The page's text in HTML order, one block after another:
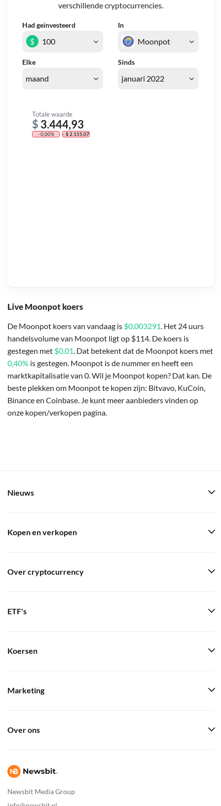
Live Moonpot koers
De Moonpot koers van vandaag is $0,003291 . Het 24 uurs
handelsvolume van Moonpot ligt op $114. De koers is
gestegen met $0,01 . Dat betekent dat de Moonpot koers met
0,40% is gestegen. Moonpot is de nummer en heeft een
marktkapitalisatie van 0. Wil je Moonpot kopen? Dat kan. De
beste plekken om Moonpot te kopen zijn: Bitvavo, KuCoin,
Binance en Coinbase. Je kunt meer aanbieders vinden op
onze kopen/verkopen pagina.
verschillende cryptocurrencies.
Had geïnvesteerd In
Elke Sinds
$
Totale waarde
$ 3.444,93
- 0,00% - $ 2.155,07
Newsbit Media Group
Nieuws
Kopen en verkopen
Over cryptocurrency
ETF's
Koersen
Marketing
Over ons